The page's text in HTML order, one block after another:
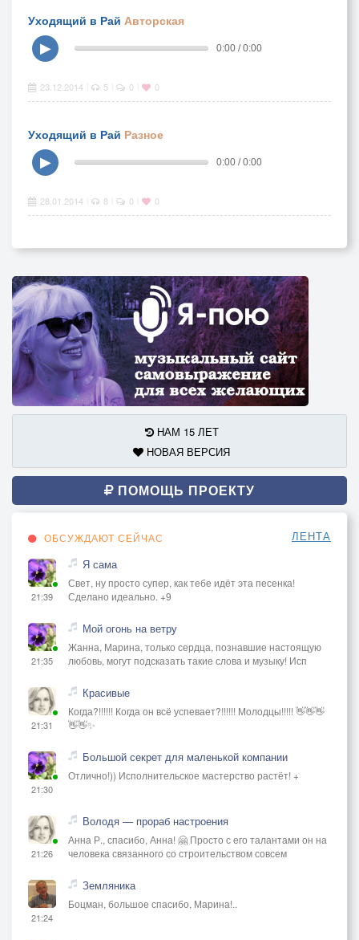
Уходящий в Рай Авторская
▶
0:00 / 0:00
23.12.2014 5 0 0
Уходящий в Рай Разное
▶
0:00 / 0:00
28.01.2014 8 0 0
НАМ 15 ЛЕТ
НОВАЯ ВЕРСИЯ
ПОМОЩЬ ПРОЕКТУ
ОБСУЖДАЮТ СЕЙЧАС ЛЕНТА
21:39
Я сама
Свет, ну просто супер, как тебе идёт эта песенка!
Сделано идеально. +9
21:35
Мой огонь на ветру
Жанна, Марина, только сердца, познавшие настоящую
любовь, могут подсказать такие слова и музыку! Исп
21:31
Красивые
Когда?!!!!!! Когда он всё успевает?!!!!!! Молодцы!!!!! 👋👋👋
👋👋✨
21:30
Большой секрет для маленькой компании
Отлично!)) Исполнительское мастерство растёт! +
21:26
Володя — прораб настроения
Анна Р., спасибо, Анна! 🤗 Просто с его талантами он на
человека связанного со строительством совсем
21:24
Земляника
Боцман, большое спасибо, Марина!..